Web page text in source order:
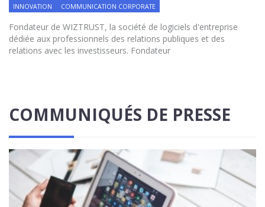
INNOVATION COMMUNICATION CORPORATE
Fondateur de WIZTRUST, la société de logiciels d'entreprise
dédiée aux professionnels des relations publiques et des
relations avec les investisseurs. Fondateur
COMMUNIQUÉS DE PRESSE